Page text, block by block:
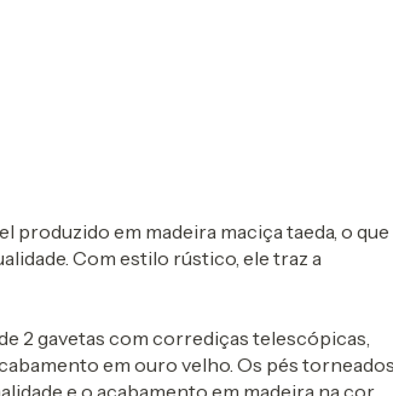
produzido em madeira maciça taeda, o que
Com estilo rústico, ele traz a
2 gavetas com corrediças telescópicas,
em ouro velho. Os pés torneados
e o acabamento em madeira na cor